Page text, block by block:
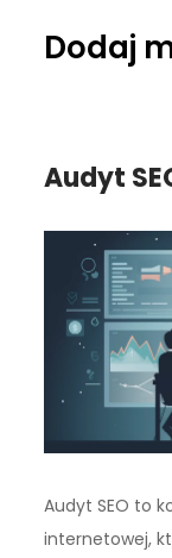
Dodaj
Audyt
Audyt SEO to
internetowej,